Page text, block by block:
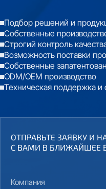
Подбор решений и
Собственные
Строгий контроль
Возможность поставки
Собственные
ODM/OEM производство
Техническая поддержка
ОТПРАВЬТЕ ЗАЯВКУ И
С ВАМИ В БЛИЖАЙШЕЕ